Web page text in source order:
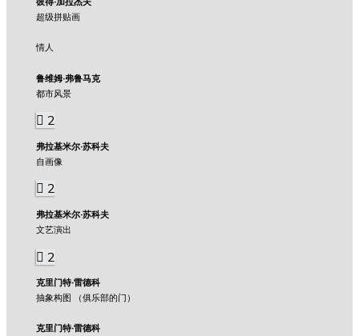
超级拼贴画
情人
鲁维姆·弗鲁马克
都市风景
2
弗拉基米尔·苏科夫
自画像
2
弗拉基米尔·苏科夫
文艺演出
2
克里门特·雷德科
抽象构图 （俱乐部的门）
克里门特·雷德科